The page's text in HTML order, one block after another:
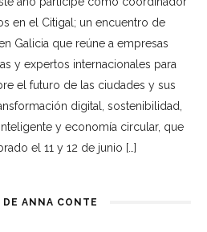
en el Citigal; un encuentro de
Galicia que reúne a empresas
y expertos internacionales para
el futuro de las ciudades y sus
digital, sostenibilidad,
y economía circular, que
el 11 y 12 de junio […]
ANNA CONTE